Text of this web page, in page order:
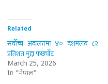
Related
सर्वोच्च अदालतमा ४० दशमलव ८२
प्रतिशत मुद्दा फर्छ्योट
March 25, 2026
In "नेपाल"